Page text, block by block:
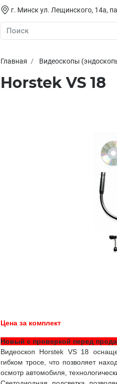
г. Минск ул. Лещинского, 14а,
Главная Видеоскопы
Horstek VS 18
Цена за комплект
Новый с проверкой перед
Видеоскоп Horstek VS 18
гибком тросе, что позволяет
осмотр автомобиля,